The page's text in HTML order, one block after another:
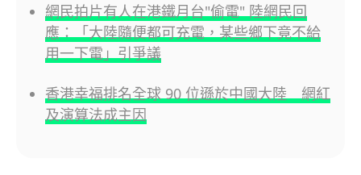
網民拍片有人在港鐵月台"偷電" 陸網民回
應：「大陸隨便都可充電，某些鄉下竟不給
用一下電」引爭議
香港幸福排名全球 90 位遜於中國大陸 網紅
及演算法成主因